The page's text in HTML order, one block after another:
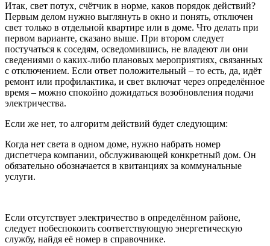
Итак, свет потух, счётчик в норме, каков порядок действий?
Первым делом нужно выглянуть в окно и понять, отключен
свет только в отдельной квартире или в доме. Что делать при
первом варианте, сказано выше. При втором следует
постучаться к соседям, осведомившись, не владеют ли они
сведениями о каких-либо плановых мероприятиях, связанных
с отключением. Если ответ положительный – то есть, да, идёт
ремонт или профилактика, и свет включат через определённое
время – можно спокойно дожидаться возобновления подачи
электричества.
Если же нет, то алгоритм действий будет следующим:
Когда нет света в одном доме, нужно набрать номер
диспетчера компании, обслуживающей конкретный дом. Он
обязательно обозначается в квитанциях за коммунальные
услуги.
Если отсутствует электричество в определённом районе,
следует побеспокоить соответствующую энергетическую
службу, найдя её номер в справочнике.